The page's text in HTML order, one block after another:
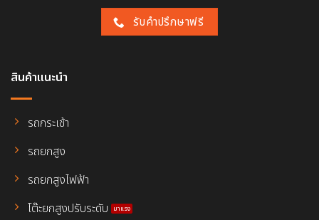
รับคำปรึกษาฟรี
สินค้าแนะนำ
รถกระเช้า
รถยกสูง
รถยกสูงไฟฟ้า
โต๊ะยกสูงปรับระดับ